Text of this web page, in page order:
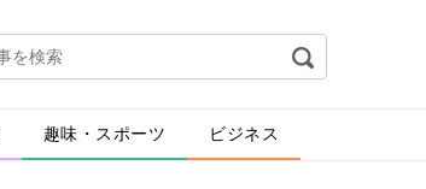
趣味・スポーツ ビジネス